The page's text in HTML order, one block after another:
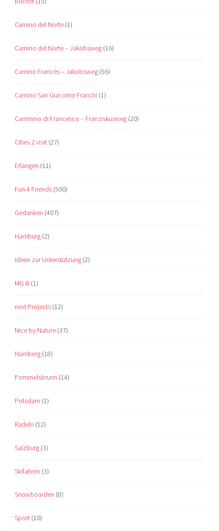
Camino del Norte (1)
Camino del Norte – Jakobsweg (16)
Camino Francés – Jakobsweg (56)
Camino San Giacomo Franchi (1)
Cammino di Francesco – Franziskusweg (20)
Cities 2 visit (27)
Erlangen (11)
Fun 4 Friends (500)
Gedanken (407)
Hamburg (2)
Ideen zur Unterstützung (2)
MG B (1)
next Projects (12)
Nice by Nature (37)
Nürnberg (18)
Pommelsbrunn (14)
Potsdam (1)
Radeln (12)
Salzburg (3)
Skifahren (3)
Snowboarden (8)
Sport (10)